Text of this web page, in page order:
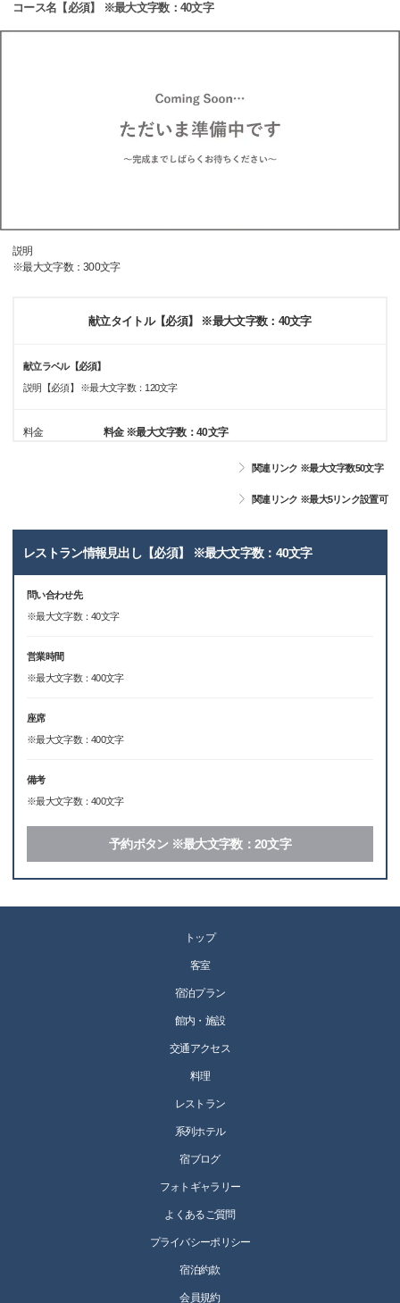
コース名【必須】 ※最大文字数：40文字
説明
※最大文字数：300文字
献立タイトル【必須】 ※最大文字数：40文字
献立ラベル【必須】
説明【必須】 ※最大文字数：120文字
料金 料金 ※最大文字数：40文字
関連リンク ※最大文字数50文字
関連リンク ※最大5リンク設置可
レストラン情報見出し【必須】 ※最大文字数：40文字
問い合わせ先
※最大文字数：40文字
営業時間
※最大文字数：400文字
座席
※最大文字数：400文字
備考
※最大文字数：400文字
予約ボタン ※最大文字数：20文字
トップ
客室
宿泊プラン
館内・施設
交通アクセス
料理
レストラン
系列ホテル
宿ブログ
フォトギャラリー
よくあるご質問
プライバシーポリシー
宿泊約款
会員規約